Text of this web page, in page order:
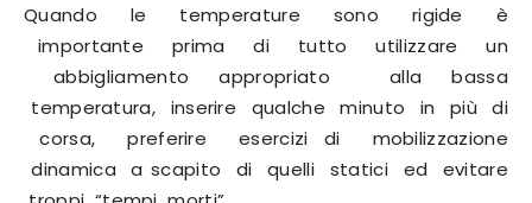
Quando le temperature sono rigide è
importante prima di tutto utilizzare un
abbigliamento appropriato alla bassa
temperatura, inserire qualche minuto in più di
corsa, preferire esercizi di mobilizzazione
dinamica a scapito di quelli statici ed evitare